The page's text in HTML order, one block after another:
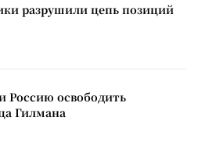
разрушили цепь позиций
Россию освободить
Гилмана